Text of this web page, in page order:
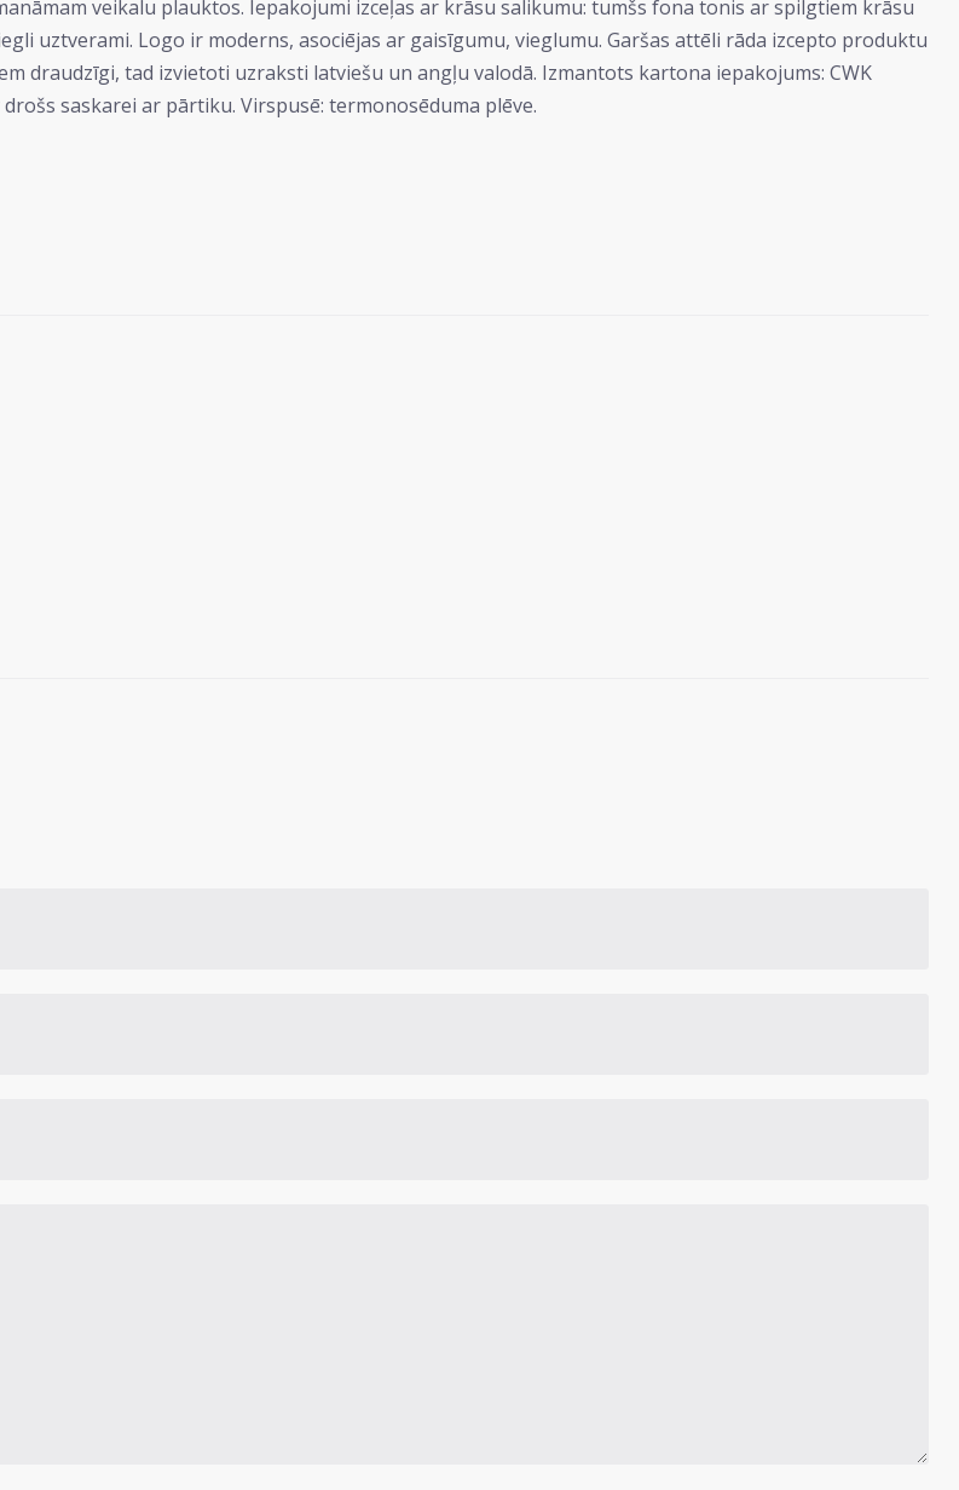
veikalu plauktos. Iepakojumi izceļas ar krāsu salikumu: tumšs fona tonis ar spilgtiem krāsu
uztverami. Logo ir moderns, asociējas ar gaisīgumu, vieglumu. Garšas attēli rāda izcepto produktu
draudzīgi, tad izvietoti uzraksti latviešu un angļu valodā. Izmantots kartona iepakojums: CWK
saskarei ar pārtiku. Virspusē: termonosēduma plēve.